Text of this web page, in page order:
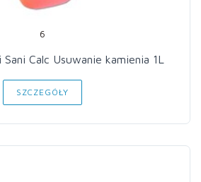
6
Sani Calc Usuwanie kamienia 1L
SZCZEGÓŁY